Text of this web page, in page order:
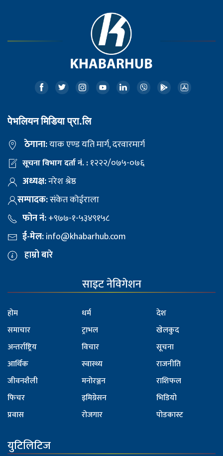
पेभलियन मिडिया प्रा.लि
ठेगाना:याक एण्ड यति मार्ग, दरवारमार्ग
सूचना विभाग दर्ता नं. :१२२२/०७५-०७६
अध्यक्ष:नरेश श्रेष्ठ
सम्पादक:संकेत कोईराला
फोन नं:+९७७-१-५३४९१५८
ई-मेल:info@khabarhub.com
हाम्रो बारे
साइट नेविगेशन
होम
समाचार
अन्तर्राष्ट्रिय
आर्थिक
जीवनशैली
फिचर
प्रवास
धर्म
ट्राभल
विचार
स्वास्थ्य
मनोरञ्जन
इमिग्रेसन
रोजगार
देश
खेलकुद
सूचना
राजनीति
राशिफल
भिडियो
पोडकास्ट
युटिलिटिज